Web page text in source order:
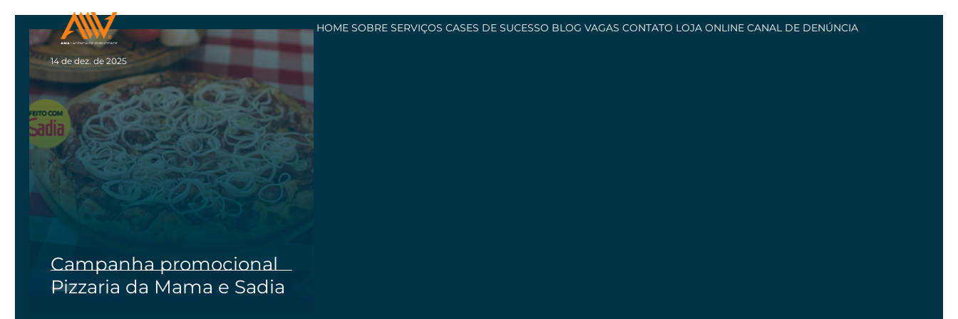
HOME SOBRE SERVIÇOS CASES DE SUCESSO BLOG VAGAS CONTATO LOJA ONLINE CANAL DE DENÚNCIA
Campanha promocional
Pizzaria da Mama e Sadia
14 de dez. de 2025